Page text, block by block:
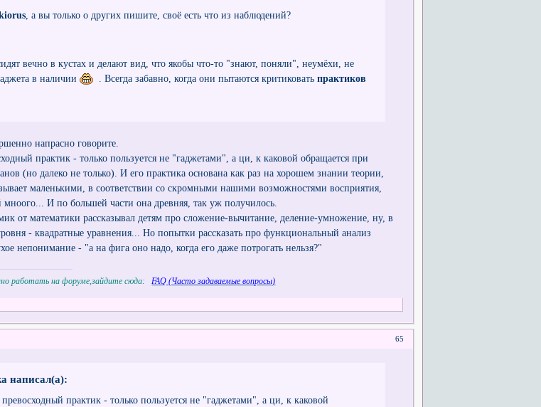
, а вы только о других пишите, своё есть что из наблюдений?
вечно в кустах и делают вид, что якобы что-то "знают, поняли", неумёхи, не
в наличии
. Всегда забавно, когда они пытаются критиковать практиков
напрасно говорите.
практик - только пользуется не "гаджетами", а ци, к каковой обращается при
(но далеко не только). И его практика основана как раз на хорошем знании теории,
маленькими, в соответствии со скромными нашими возможностями восприятия,
И по большей части она древняя, так уж получилось.
от математики рассказывал детям про сложение-вычитание, деление-умножение, ну, в
- квадратные уравнения... Но попытки рассказать про функциональный анализ
непонимание - "а на фига оно надо, когда его даже потрогать нельзя?"
работать на форуме,зайдите сюда: FAQ (Часто задаваемые вопросы)
65
написал(а):
практик - только пользуется не "гаджетами", а ци, к каковой